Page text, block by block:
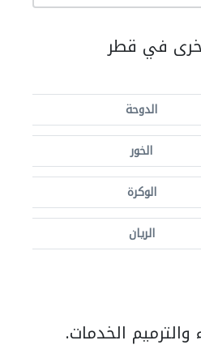
في قطر
الدوحة
الخور
الوكرة
الريان
والترميم الخدمات.